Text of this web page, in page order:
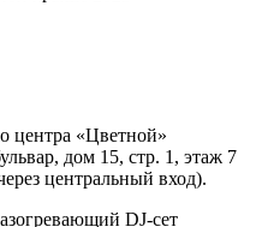
центра «Цветной»
дом 15, стр. 1, этаж 7
центральный вход).
DJ-сет